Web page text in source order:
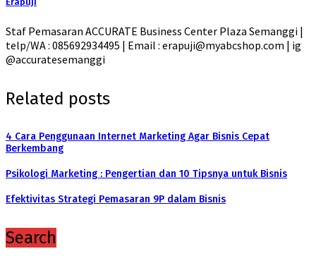
Erapuji
Staf Pemasaran ACCURATE Business Center Plaza Semanggi |
telp/WA : 085692934495 | Email : erapuji@myabcshop.com | ig
@accuratesemanggi
Related posts
4 Cara Penggunaan Internet Marketing Agar Bisnis Cepat
Berkembang
Psikologi Marketing : Pengertian dan 10 Tipsnya untuk Bisnis
Efektivitas Strategi Pemasaran 9P dalam Bisnis
Search